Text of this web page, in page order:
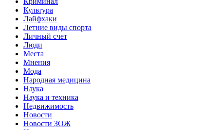
Культура
Лайфхаки
Летние виды спорта
Личный счет
Люди
Места
Мнения
Мода
Народная медицина
Наука
Наука и техника
Недвижимость
Новости
Новости ЗОЖ